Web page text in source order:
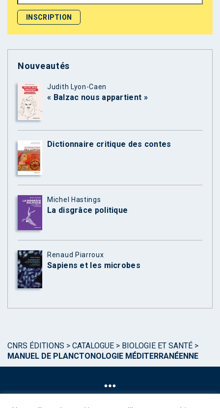
Nouveautés
Judith Lyon-Caen
« Balzac nous appartient »
Dictionnaire critique des contes
Michel Hastings
La disgrâce politique
Renaud Piarroux
Sapiens et les microbes
CNRS ÉDITIONS > CATALOGUE > BIOLOGIE ET SANTÉ >
MANUEL DE PLANCTONOLOGIE MÉDITERRANÉENNE